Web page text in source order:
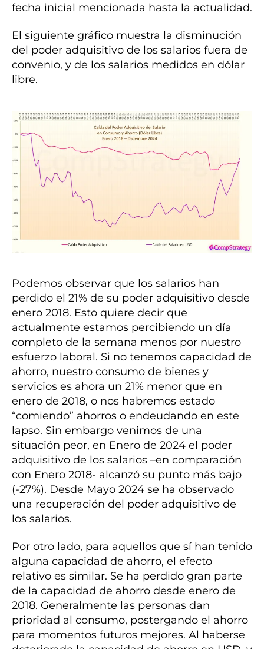
fecha inicial mencionada hasta la actualidad.
El siguiente gráfico muestra la disminución
del poder adquisitivo de los salarios fuera de
convenio, y de los salarios medidos en dólar
libre.
Podemos observar que los salarios han
perdido el 21% de su poder adquisitivo desde
enero 2018. Esto quiere decir que
actualmente estamos percibiendo un día
completo de la semana menos por nuestro
esfuerzo laboral. Si no tenemos capacidad de
ahorro, nuestro consumo de bienes y
servicios es ahora un 21% menor que en
enero de 2018, o nos habremos estado
“comiendo” ahorros o endeudando en este
lapso. Sin embargo venimos de una
situación peor, en Enero de 2024 el poder
adquisitivo de los salarios –en comparación
con Enero 2018- alcanzó su punto más bajo
(-27%). Desde Mayo 2024 se ha observado
una recuperación del poder adquisitivo de
los salarios.
Por otro lado, para aquellos que sí han tenido
alguna capacidad de ahorro, el efecto
relativo es similar. Se ha perdido gran parte
de la capacidad de ahorro desde enero de
2018. Generalmente las personas dan
prioridad al consumo, postergando el ahorro
para momentos futuros mejores. Al haberse